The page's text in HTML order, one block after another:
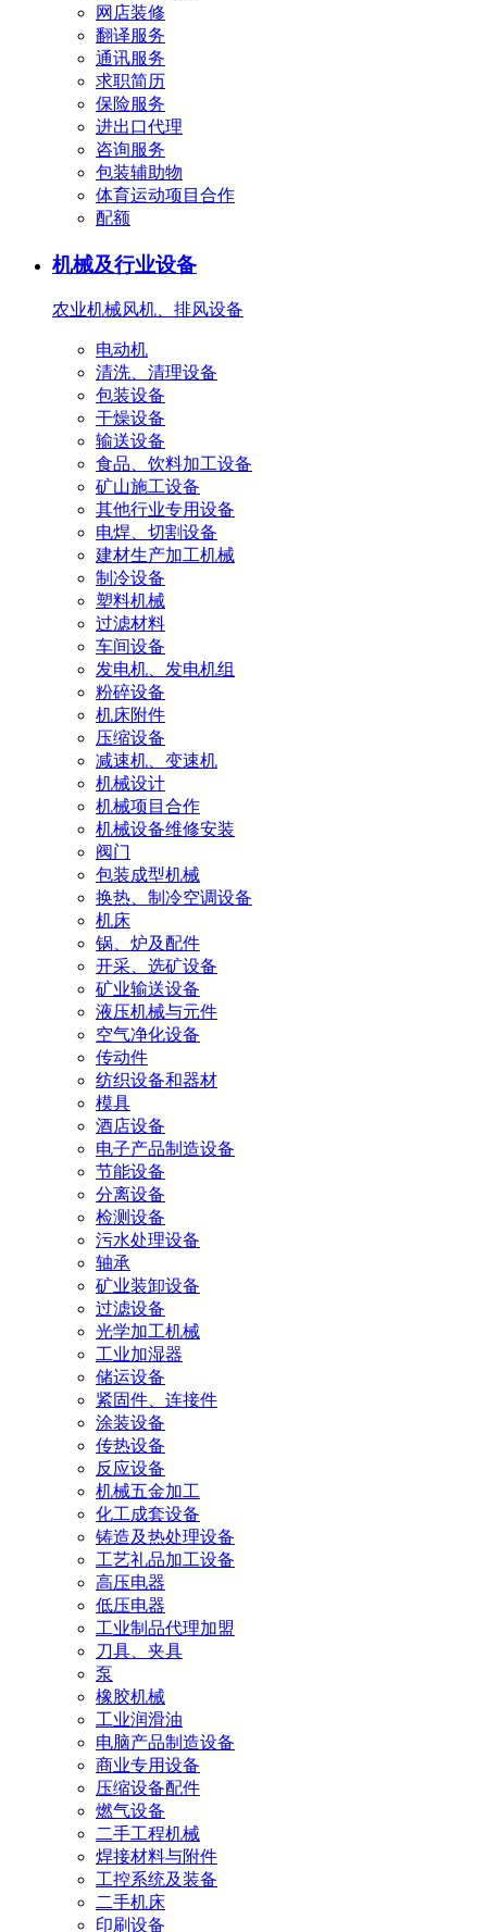
网店装修
翻译服务
通讯服务
求职简历
保险服务
进出口代理
咨询服务
包装辅助物
体育运动项目合作
配额
机械及行业设备
农业机械风机、排风设备
电动机
清洗、清理设备
包装设备
干燥设备
输送设备
食品、饮料加工设备
矿山施工设备
其他行业专用设备
电焊、切割设备
建材生产加工机械
制冷设备
塑料机械
过滤材料
车间设备
发电机、发电机组
粉碎设备
机床附件
压缩设备
减速机、变速机
机械设计
机械项目合作
机械设备维修安装
阀门
包装成型机械
换热、制冷空调设备
机床
锅、炉及配件
开采、选矿设备
矿业输送设备
液压机械与元件
空气净化设备
传动件
纺织设备和器材
模具
酒店设备
电子产品制造设备
节能设备
分离设备
检测设备
污水处理设备
轴承
矿业装卸设备
过滤设备
光学加工机械
工业加湿器
储运设备
紧固件、连接件
涂装设备
传热设备
反应设备
机械五金加工
化工成套设备
铸造及热处理设备
工艺礼品加工设备
高压电器
低压电器
工业制品代理加盟
刀具、夹具
泵
橡胶机械
工业润滑油
电脑产品制造设备
商业专用设备
压缩设备配件
燃气设备
二手工程机械
焊接材料与附件
工控系统及装备
二手机床
印刷设备